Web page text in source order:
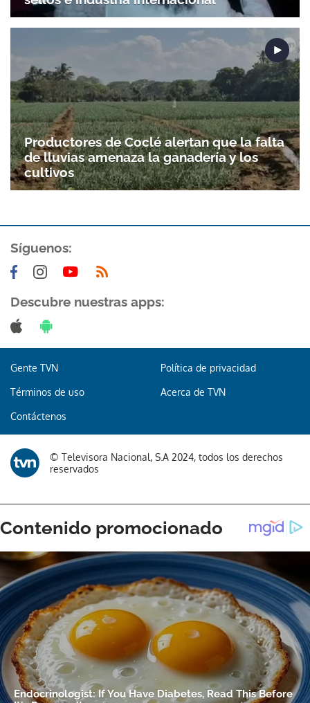
Gracias por suscribirte a nuestro boletín.
Productores de Coclé alertan que la falta
de lluvias amenaza la ganadería y los
cultivos
Síguenos:
Descubre nuestras apps:
Gente TVN Política de privacidad
Términos de uso Acerca de TVN
Contáctenos
© Televisora Nacional, S.A 2024, todos los derechos
reservados